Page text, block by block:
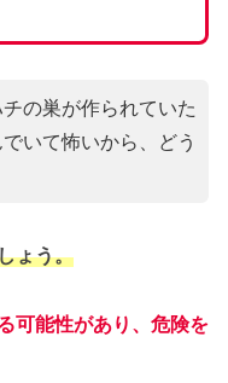
の巣が作られていた
いて怖いから、どう
ょう。
可能性があり、危険を